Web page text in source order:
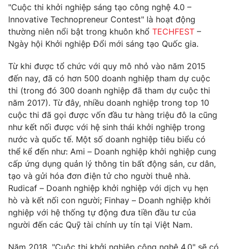
Thị trường
Góc doanh nghiệp
Truyền hình
Phim VTV
Hậu trường
Nhân vật
Khán giả
Giải sao mai
Điện ảnh
Âm nhạc
Sao
Đời sống
Du lịch
Làm đẹp
Chất lượng cuộc sống
Giáo dục
Tuyển sinh
Học trực tuyến
Công nghệ
Hitech Công nghệ tương lai
Sản phẩm
Thị trường
Tư vấn
Giao lưu trực tuyến
Lịch phát sóng
"Cuộc thi khởi nghiệp sáng tạo công nghệ 4.0 –
Innovative Technopreneur Contest" là hoạt động
thường niên nổi bật trong khuôn khổ TECHFEST –
Ngày hội Khởi nghiệp Đổi mới sáng tạo Quốc gia.
Từ khi được tổ chức với quy mô nhỏ vào năm 2015
đến nay, đã có hơn 500 doanh nghiệp tham dự cuộc
thi (trong đó 300 doanh nghiệp đã tham dự cuộc thi
năm 2017). Từ đây, nhiều doanh nghiệp trong top 10
cuộc thi đã gọi được vốn đầu tư hàng triệu đô la cũng
như kết nối được với hệ sinh thái khởi nghiệp trong
nước và quốc tế. Một số doanh nghiệp tiêu biểu có
thể kể đến như: Ami – Doanh nghiệp khởi nghiệp cung
cấp ứng dụng quản lý thông tin bất động sản, cư dân,
tạo và gửi hóa đơn điện tử cho người thuê nhà.
Rudicaf – Doanh nghiệp khởi nghiệp với dịch vụ hẹn
hò và kết nối con người; Finhay – Doanh nghiệp khởi
nghiệp với hệ thống tự động đưa tiền đầu tư của
người đến các Quỹ tài chính uy tín tại Việt Nam.
Năm 2018, "Cuộc thi khởi nghiệp công nghệ 4.0" sẽ có